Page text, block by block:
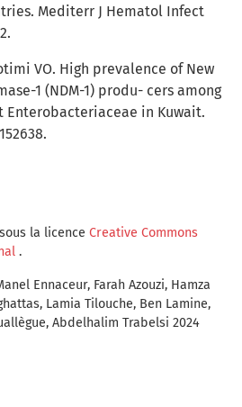
Mediterr J Hematol Infect
VO. High prevalence of New
1 (NDM-1) produ- cers among
Enterobacteriaceae in Kuwait.
la licence Creative Commons
.
Ennaceur, Farah Azouzi, Hamza
Lamia Tilouche, Ben Lamine,
Abdelhalim Trabelsi 2024